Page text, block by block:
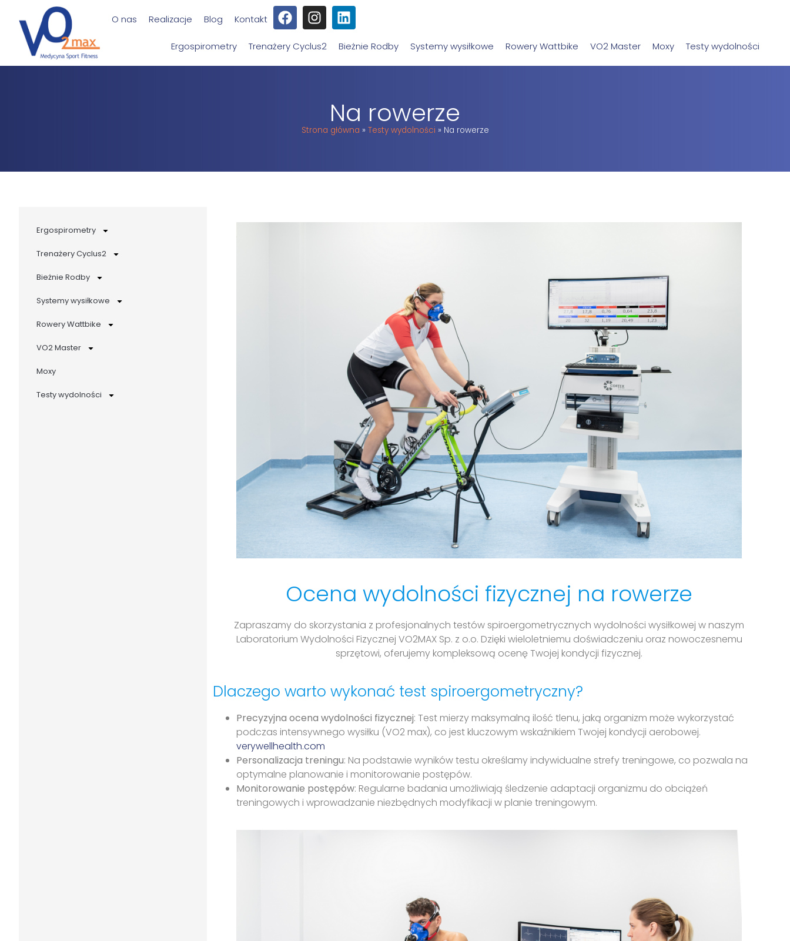
O nas Realizacje Blog Kontakt
Ergospirometry Trenażery Cyclus2 Bieżnie Rodby Systemy wysiłkowe Rowery Wattbike VO2 Master Moxy Testy wydolności
Na rowerze
Strona główna » Testy wydolności » Na rowerze
Ergospirometry
Trenażery Cyclus2
Bieżnie Rodby
Systemy wysiłkowe
Rowery Wattbike
VO2 Master
Moxy
Testy wydolności
Ocena wydolności fizycznej na rowerze
Zapraszamy do skorzystania z profesjonalnych testów spiroergometrycznych wydolności wysiłkowej w naszym
Laboratorium Wydolności Fizycznej VO2MAX Sp. z o.o. Dzięki wieloletniemu doświadczeniu oraz nowoczesnemu
sprzętowi, oferujemy kompleksową ocenę Twojej kondycji fizycznej.
Dlaczego warto wykonać test spiroergometryczny?
Precyzyjna ocena wydolności fizycznej: Test mierzy maksymalną ilość tlenu, jaką organizm może wykorzystać
podczas intensywnego wysiłku (VO2 max), co jest kluczowym wskaźnikiem Twojej kondycji aerobowej.
verywellhealth.com
Personalizacja treningu: Na podstawie wyników testu określamy indywidualne strefy treningowe, co pozwala na
optymalne planowanie i monitorowanie postępów.
Monitorowanie postępów: Regularne badania umożliwiają śledzenie adaptacji organizmu do obciążeń
treningowych i wprowadzanie niezbędnych modyfikacji w planie treningowym.